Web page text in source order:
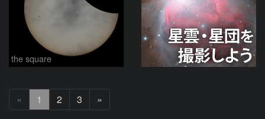
the square
« 1 2 3 »
へ